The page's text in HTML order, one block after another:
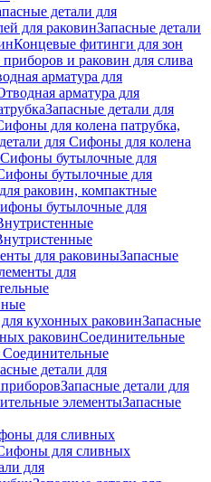
детали для
для раковинЗапасные детали
Концевые фитинги для зон
и раковин для слива
арматура для
арматура для
Запасные детали для
для колена патрубка,
для Сифоны для колена
Сифоны бутылочные для
бутылочные для
раковин, компактные
бутылочные для
для раковиныЗапасные
для
кухонных раковинЗапасные
раковинСоединительные
Соединительные
детали для
Запасные детали для
элементыЗапасные
для сливных
для сливных
для